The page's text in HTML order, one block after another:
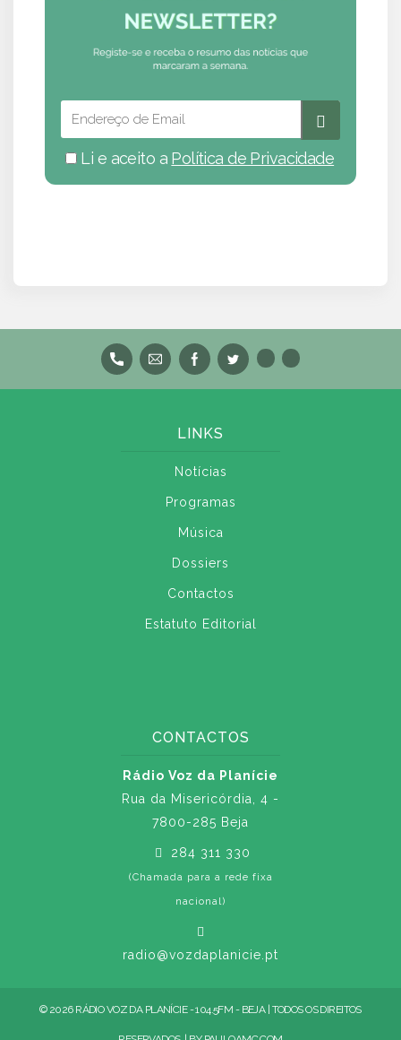
Li e aceito a Política de Privacidade
LINKS
Notícias
Programas
Música
Dossiers
Contactos
Estatuto Editorial
CONTACTOS
Rádio Voz da Planície
Rua da Misericórdia, 4 -
7800-285 Beja
284 311 330
(Chamada para a rede fixa
nacional)
radio@vozdaplanicie.pt
© 2026 RÁDIO VOZ DA PLANÍCIE - 104.5FM - BEJA | TODOS OS DIREITOS